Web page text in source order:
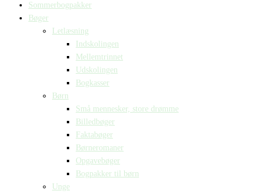
Sommerbogpakker
Bøger
Letlæsning
Indskolingen
Mellemtrinnet
Udskolingen
Bogkasser
Børn
Små mennesker, store drømme
Billedbøger
Faktabøger
Børneromaner
Opgavebøger
Bogpakker til børn
Unge